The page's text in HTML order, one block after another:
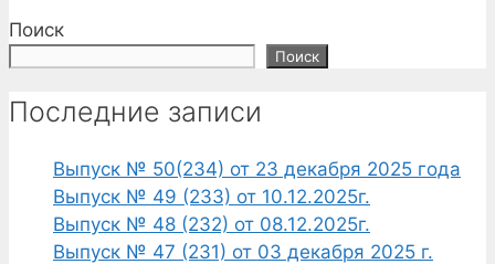
Поиск
Поиск
Последние записи
Выпуск № 50(234) от 23 декабря 2025 года
Выпуск № 49 (233) от 10.12.2025г.
Выпуск № 48 (232) от 08.12.2025г.
Выпуск № 47 (231) от 03 декабря 2025 г.